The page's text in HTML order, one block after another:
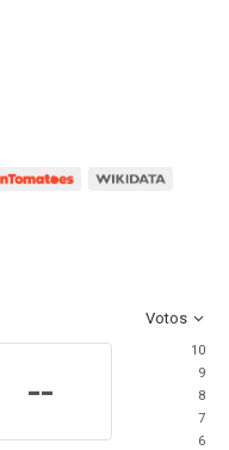
Votos
--
10
9
8
7
6